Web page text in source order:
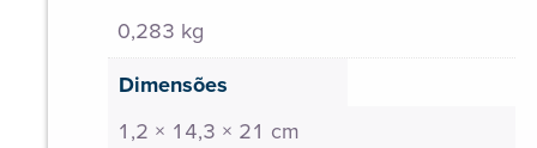
0,283 kg
Dimensões
1,2 × 14,3 × 21 cm